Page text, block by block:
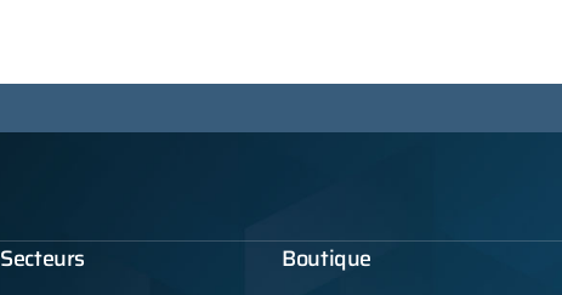
Secteurs Boutique